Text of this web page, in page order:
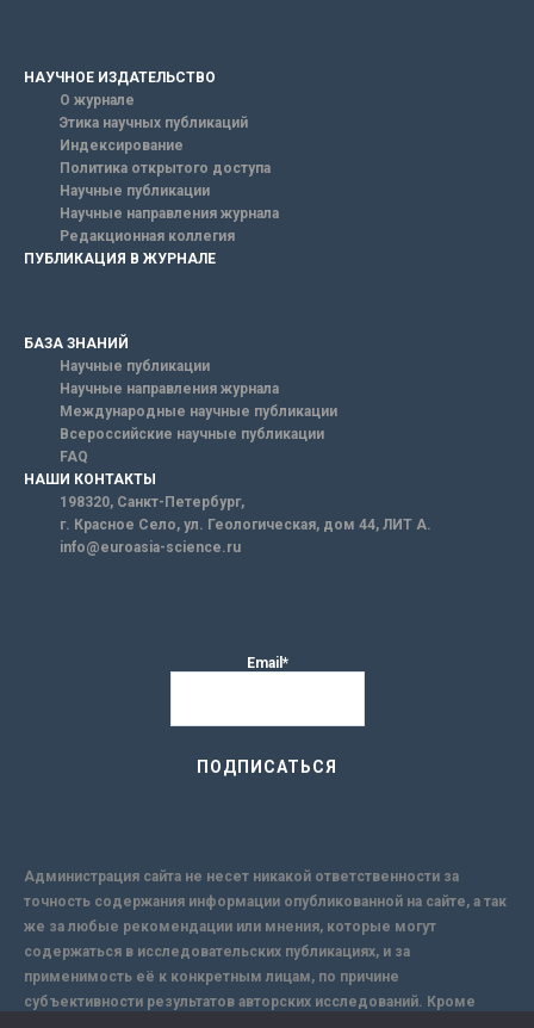
НАУЧНОЕ ИЗДАТЕЛЬСТВО
О журнале
Этика научных публикаций
Индексирование
Политика открытого доступа
Научные публикации
Научные направления журнала
Редакционная коллегия
ПУБЛИКАЦИЯ В ЖУРНАЛЕ
БАЗА ЗНАНИЙ
Научные публикации
Научные направления журнала
Международные научные публикации
Всероссийские научные публикации
FAQ
НАШИ КОНТАКТЫ
198320, Санкт-Петербург,
г. Красное Село, ул. Геологическая, дом 44, ЛИТ А.
info@euroasia-science.ru
Email*
Администрация сайта не несет никакой ответственности за
точность содержания информации опубликованной на сайте, а так
же за любые рекомендации или мнения, которые могут
содержаться в исследовательских публикациях, и за
применимость её к конкретным лицам, по причине
субъективности результатов авторских исследований. Кроме